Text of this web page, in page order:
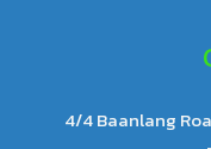
4/4 Baanlang